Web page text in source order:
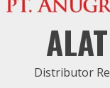
Distributor